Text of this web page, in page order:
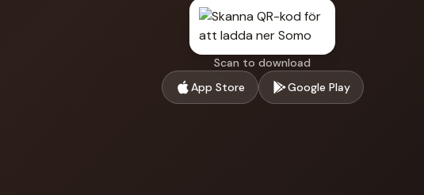
Scan to download
App Store
Google Play